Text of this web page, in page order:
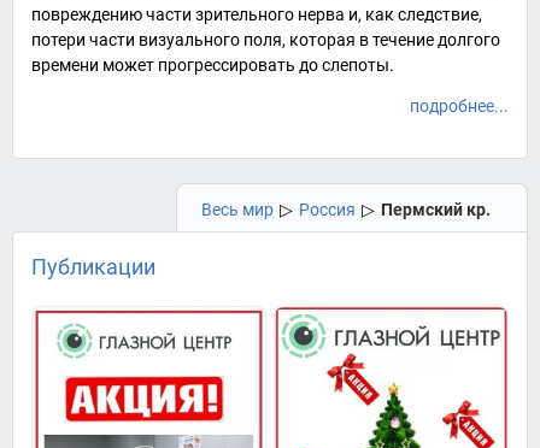
повреждению части зрительного нерва и, как следствие,
потери части визуального поля, которая в течение долгого
времени может прогрессировать до слепоты.
подробнее...
Весь мир ▷ Россия ▷ Пермский кр.
Публикации